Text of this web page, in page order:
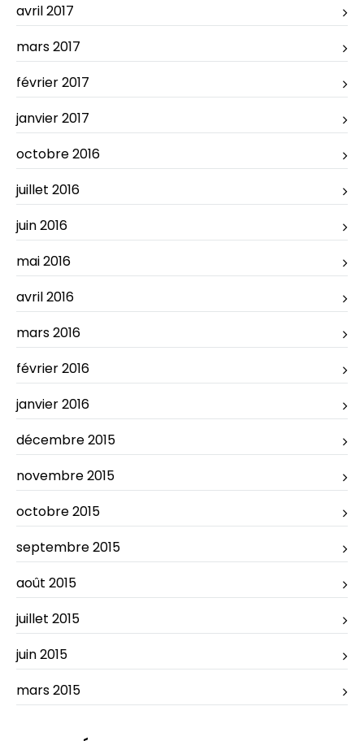
avril 2017
mars 2017
février 2017
janvier 2017
octobre 2016
juillet 2016
juin 2016
mai 2016
avril 2016
mars 2016
février 2016
janvier 2016
décembre 2015
novembre 2015
octobre 2015
septembre 2015
août 2015
juillet 2015
juin 2015
mars 2015